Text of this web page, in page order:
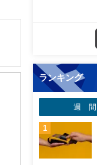
き
ランキング
週 間